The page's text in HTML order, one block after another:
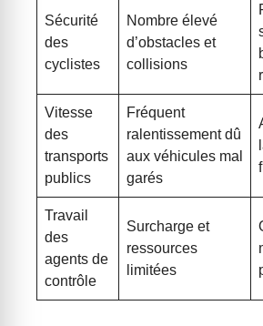
Sécurité
des
cyclistes
Nombre élevé
d’obstacles et
collisions
Vitesse
des
transports
publics
Fréquent
ralentissement dû
aux véhicules mal
garés
Travail
des
agents de
contrôle
Surcharge et
ressources
limitées